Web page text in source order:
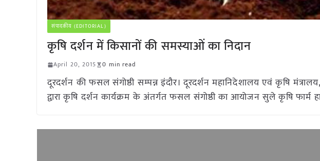
संपादकीय (EDITORIAL)
कृषि दर्शन में किसानों की समस्याओं का निदान
April 20, 2015 0 min read
दूरदर्शन की फसल संगोष्ठी सम्पन्न इंदौर। दूरदर्शन महानिदेशालय एवं कृषि
द्वारा कृषि दर्शन कार्यक्रम के अंतर्गत फसल संगोष्ठी का आयोजन सुले कृषि फार्म